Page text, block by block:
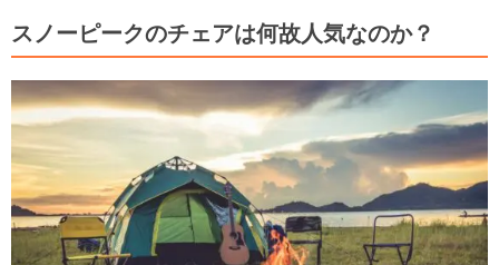
スノーピークのチェアは何故人気なのか？